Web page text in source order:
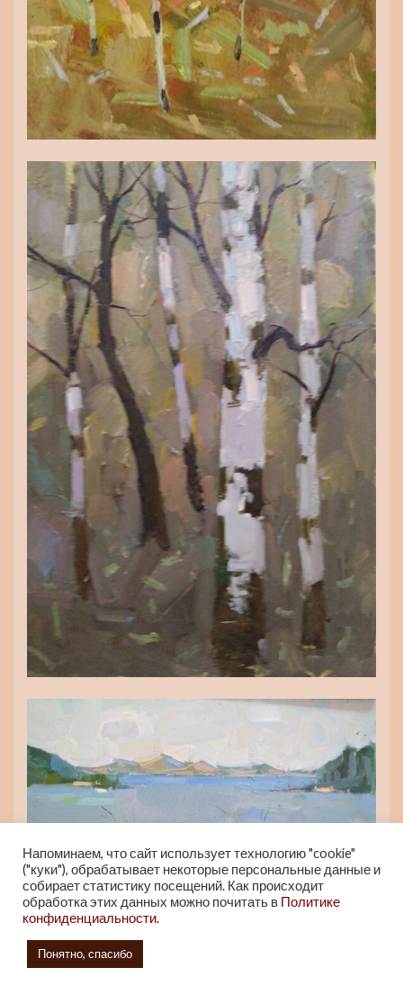
Напоминаем, что сайт использует технологию "cookie"
("куки"), обрабатывает некоторые персональные данные и
собирает статистику посещений. Как происходит
обработка этих данных можно почитать в Политике
конфиденциальности.
Понятно, спасибо